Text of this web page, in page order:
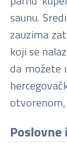
saunu.
zauzima
koji se
da možete